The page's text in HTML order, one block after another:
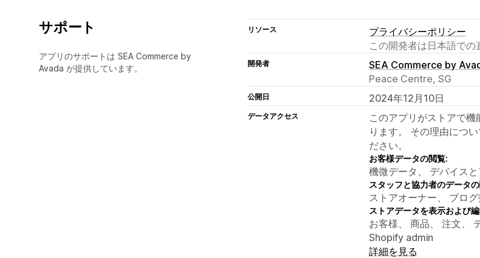
サポート
アプリのサポートは SEA Commerce by
Avada が提供しています。
リソース
プライバシーポリシー
この開発者は日本語での
開発者
SEA Commerce by
Peace Centre, SG
公開日 2024年12月10日
データアクセス
このアプリがストアで
ります。 その理由につ
ださい。
お客様データの閲覧:
機微データ、 デバイス
スタッフと協力者のデータ
ストアオーナー、 ブロ
ストアデータを表示および
お客様、 商品、 注文、
Shopify admin
詳細を見る